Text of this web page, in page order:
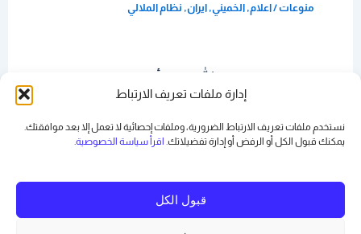
إدارة ملفات تعريف الارتباط
نستخدم ملفات تعريف الارتباط الضرورية، وملفات إحصائية لا تعمل إلا بعد موافقتك.
يمكنك قبول الكل أو الرفض أوإدارة تفضيلاتك. اقرأ سياسة الخصوصية.
قبول الكل
منوعات/اعلام,الخميني,ايران, نظام الملالي
نعيم قاسم: حزب الله يقتل أبناءه؟
منوعات